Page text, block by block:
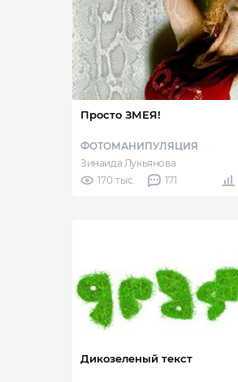
Просто ЗМЕЯ!
ФОТОМАНИПУЛЯЦИЯ
Зинаида Лукьянова
170 тыс.
171
Дикозеленый текст